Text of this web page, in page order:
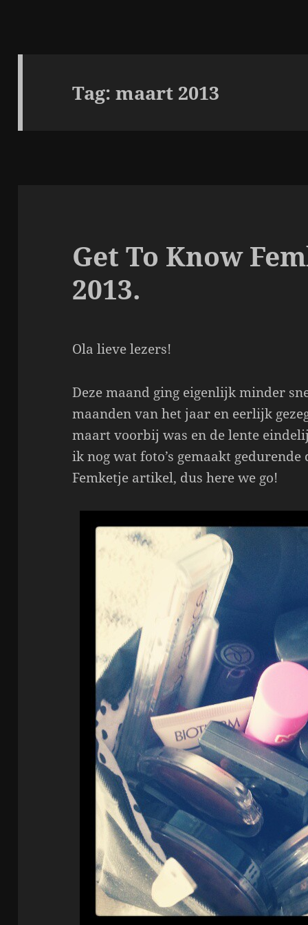
Tag:maart 2013
Get To Know
2013.
Ola lieve lezers!
Deze maand ging eigenlijk minder
maanden van het jaar en eerlijk
maart voorbij was en de lente
ik nog wat foto’s gemaakt
Femketje artikel, dus here we go!